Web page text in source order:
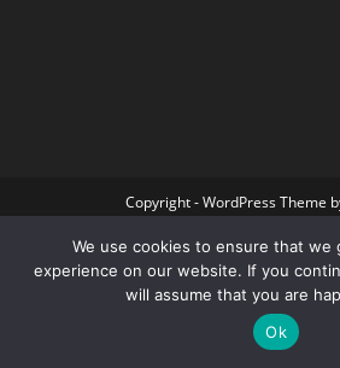
Copyright - WordPress Theme
We use cookies to ensure that we
experience on our website. If you
will assume that you are
Ok